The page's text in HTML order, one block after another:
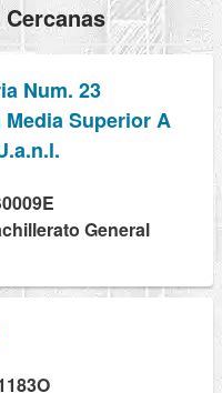
Num. 23
Superior A
General